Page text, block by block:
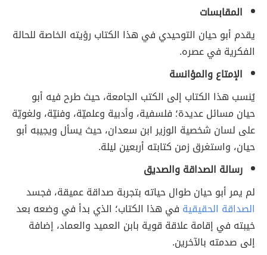
المقابسات
يقدم أبو حيان التوحيدي في هذا الكتاب رؤيته الخاصة للحالة
الفكرية في عصره.
الإمتاع والمؤانسة
يُنسب هذا الكتاب إلى الكتب الجامعة، حيث طرح فيه أبو
حيان مسائل عديدة؛ فلسفية، وأدبية وعلميّة، وفنيّة، ولغويّة
على لسان شخصية الوزير ابن سعدان، حيث يسأل ويجيبه أبو
حيان، واستغرق زمن كتابته أربعين ليلة.
رسالة الصداقة والصديق
لم يمر أبو حيان طوال حياته بتجربة صداقة عميقة، فجسد
الصداقة الحقيقية في هذا الكتاب؛ الذي بدأ في وضعه بعد
خيبته في إقامة علاقة قوية بابن العميد والعماد، إضافة
إلى صدمته بالآخرين.